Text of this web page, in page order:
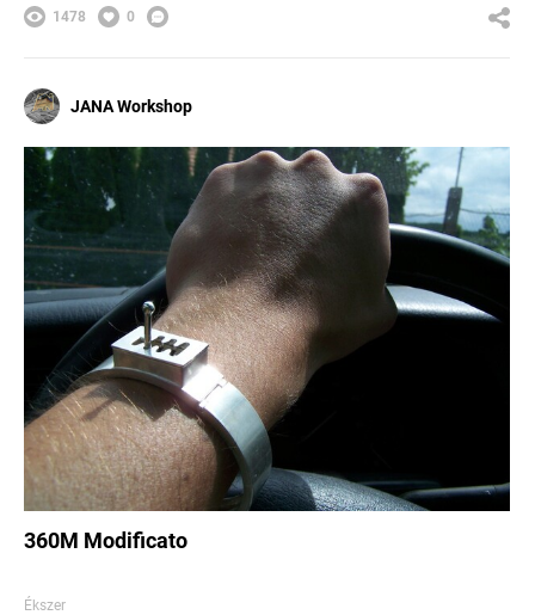
1478 0
JANA Workshop
360M Modificato
Ékszer